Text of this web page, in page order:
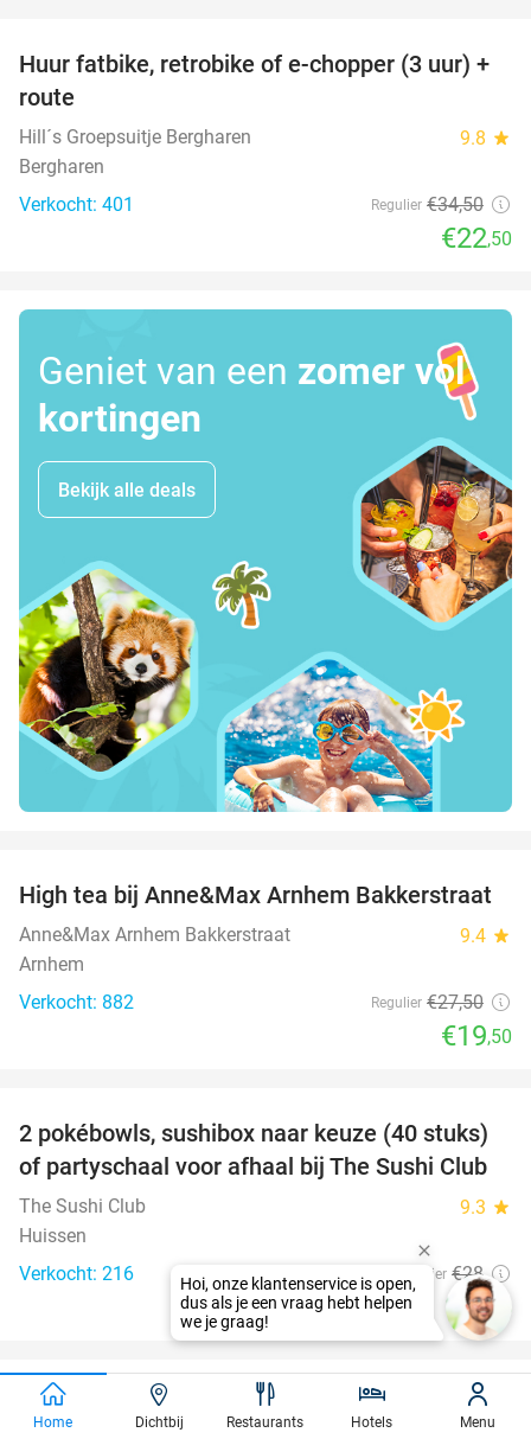
35%
Huur fatbike, retrobike of e-chopper (3 uur) +
route
Hill´s Groepsuitje Bergharen 9.8 star
Bergharen
Verkocht: 401
Regulier €34,50
€22,50
Geniet van een zomer vol
kortingen
Bekijk alle deals
29%
High tea bij Anne&Max Arnhem Bakkerstraat
Anne&Max Arnhem Bakkerstraat 9.4 star
Arnhem
Verkocht: 882
Regulier €27,50
€19,50
43%
2 pokébowls, sushibox naar keuze (40 stuks)
of partyschaal voor afhaal bij The Sushi Club
The Sushi Club 9.3 star
Huissen
Verkocht: 216
Regulier €28
€16
30%
favorite_border
Entree tot het Nederlands Watermuseum
Home Dichtbij Restaurants Hotels Menu